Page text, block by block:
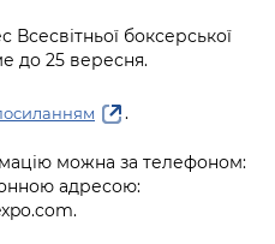
військовій
«Відкритий
стану
на
for mass
Всесвітньої боксерської
до 25 вересня.
.
можна за телефоном:
адресою:
.